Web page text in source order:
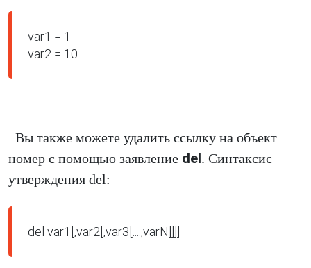
var1 = 1
var2 = 10
Вы также можете удалить ссылку на объект
номер с помощью заявление del. Синтаксис
утверждения del:
del var1[,var2[,var3[....,varN]]]]